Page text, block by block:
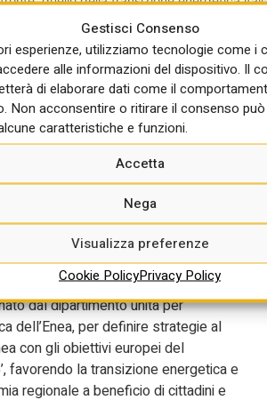
Gestisci Consenso
esperienze, utilizziamo tecnologie come i
alle informazioni del dispositivo. Il
di elaborare dati come il
Non acconsentire o ritirare il consenso
caratteristiche e funzioni.
Accetta
Nega
Visualizza preferenze
Cookie PolicyPrivacy Policy
anni anche Calabria e Molise. In
il piano 2021. Sul caso calabrese è
locale a fine marzo chiedendo
il nuovo Piano regionale energia e
dal dipartimento unità per
dell’Enea, per definire strategie al
con gli obiettivi europei del
favorendo la transizione energetica e
regionale a beneficio di cittadini e